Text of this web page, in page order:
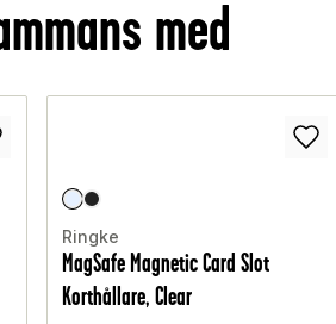
med
Ringke
MagSafe Magnetic Card Slot
Korthållare, Clear